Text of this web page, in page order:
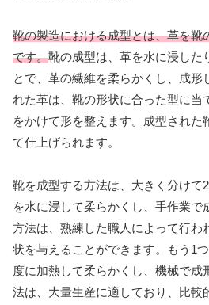
靴の製造における成型とは、革を靴
です。靴の成型は、革を水に浸した
とで、革の繊維を柔らかくし、成形
れた革は、靴の形状に合った型に当
をかけて形を整えます。成型された
て仕上げられます。
靴を成型する方法は、大きく分けて
を水に浸して柔らかくし、手作業で
方法は、熟練した職人によって行わ
状を与えることができます。もう1
度に加熱して柔らかくし、機械で成
法は、大量生産に適しており、比較